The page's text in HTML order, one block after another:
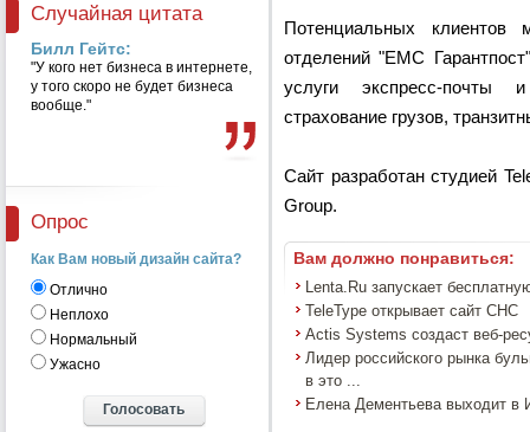
Потенциальных
отделений "ЕМС
услуги экспресс-почты
страхование грузов,
Сайт разработан студией
Group.
Вам должно понравиться:
Lenta.Ru запускает
TeleType открывает сайт СНС
Actis Systems создаст веб-
Лидер российского рынка
в это ...
Елена Дементьева выходит в
Случайная цитата
Билл Гейтс:
"У кого нет бизнеса в интернете,
у того скоро не будет бизнеса
вообще."
Опрос
Как Вам новый дизайн сайта?
Отлично
Неплохо
Нормальный
Ужасно